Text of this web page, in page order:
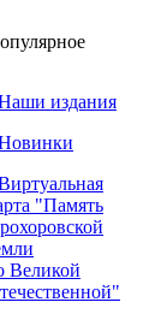
издания
"Память
Великой